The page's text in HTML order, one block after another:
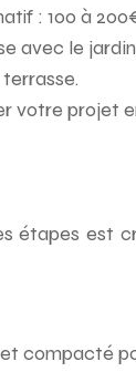
: 100 à
avec le
votre projet
étapes est
compacté